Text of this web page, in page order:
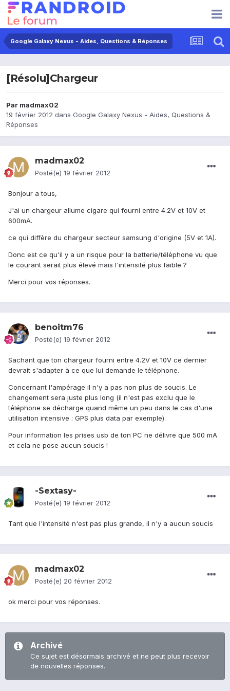
Google Galaxy Nexus - Aides, Questions & Réponses
[Résolu]Chargeur
Par madmax02
19 février 2012 dans Google Galaxy Nexus - Aides, Questions &
Réponses
madmax02
Posté(e) 19 février 2012
Bonjour a tous,
J'ai un chargeur allume cigare qui fourni entre 4.2V et 10V et
600mA.
ce qui diffère du chargeur secteur samsung d'origine (5V et 1A).
Donc est ce qu'il y a un risque pour la batterie/téléphone vu que
le courant serait plus élevé mais l'intensité plus faible ?
Merci pour vos réponses.
benoitm76
Posté(e) 19 février 2012
Sachant que ton chargeur fourni entre 4.2V et 10V ce dernier
devrait s'adapter à ce que lui demande le téléphone.
Concernant l'ampérage il n'y a pas non plus de soucis. Le
changement sera juste plus long (il n'est pas exclu que le
téléphone se décharge quand même un peu dans le cas d'une
utilisation intensive : GPS plus data par exemple).
Pour information les prises usb de ton PC ne délivre que 500 mA
et cela ne pose aucun soucis !
-Sextasy-
Posté(e) 19 février 2012
Tant que l'intensité n'est pas plus grande, il n'y a aucun soucis
madmax02
Posté(e) 20 février 2012
ok merci pour vos réponses.
Archivé
Ce sujet est désormais archivé et ne peut plus recevoir
de nouvelles réponses.